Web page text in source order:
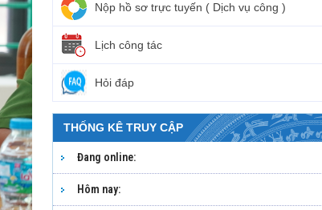
Nộp hồ sơ trực tuyến ( Dịch vụ công )
Lịch công tác
Hỏi đáp
THỐNG KÊ TRUY CẬP
Đang online:
Hôm nay: